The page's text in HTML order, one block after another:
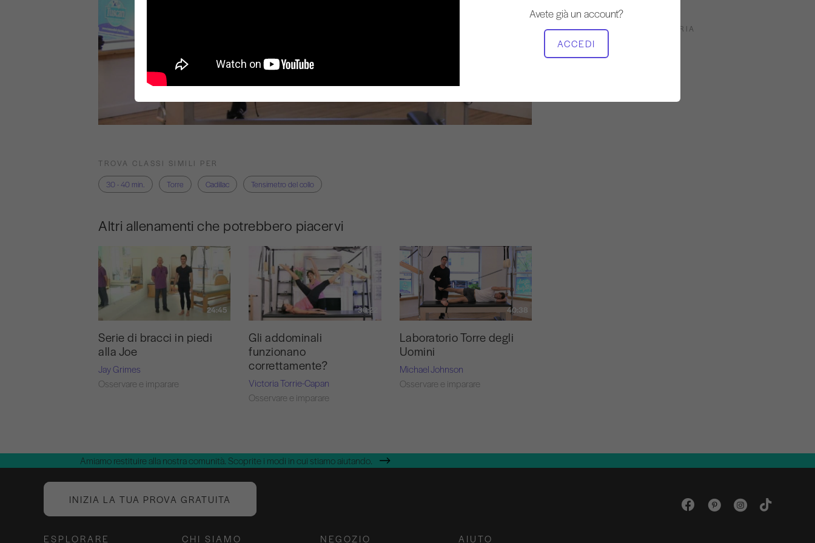
Avete già un account?
ACCEDI
ATTREZZATURA NECESSARIA
Torre
TROVA CLASSI SIMILI PER
30 - 40 min.
Torre Cadillac Tensimetro del collo
Altri allenamenti che potrebbero piacervi
24:45
Serie di bracci in piedi
alla Joe
Jay Grimes
Osservare e imparare
36:22
Gli addominali
funzionano
correttamente?
Victoria Torrie-Capan
Osservare e imparare
40:38
Laboratorio Torre degli
Uomini
Michael Johnson
Osservare e imparare
Amiamo restituire alla nostra comunità. Scoprite i modi in cui stiamo aiutando.
INIZIA LA TUA PROVA GRATUITA
ESPLORARE CHI SIAMO NEGOZIO AIUTO